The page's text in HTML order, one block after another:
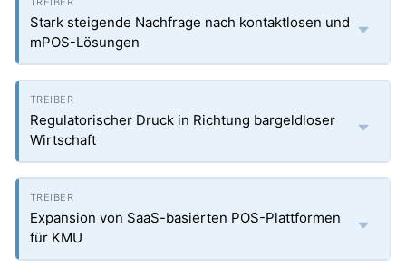
Stark steigende Nachfrage nach kontaktlosen und
mPOS-Lösungen
Regulatorischer Druck in Richtung bargeldloser
Wirtschaft
Expansion von SaaS-basierten POS-Plattformen
für KMU